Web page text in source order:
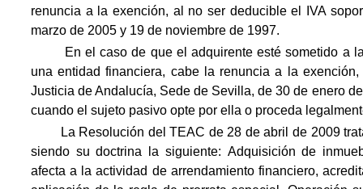
renuncia a la exención, al no ser deducible el IVA
marzo de 2005 y 19 de noviembre de 1997.
En el caso de que el adquirente esté sometido a la
una entidad financiera, cabe la renuncia a la
Justicia de Andalucía, Sede de Sevilla, de 30 de enero
cuando el sujeto pasivo opte por ella o proceda
La Resolución del TEAC de 28 de abril de 2009
siendo su doctrina la siguiente: Adquisición de
afecta a la actividad de arrendamiento financiero,